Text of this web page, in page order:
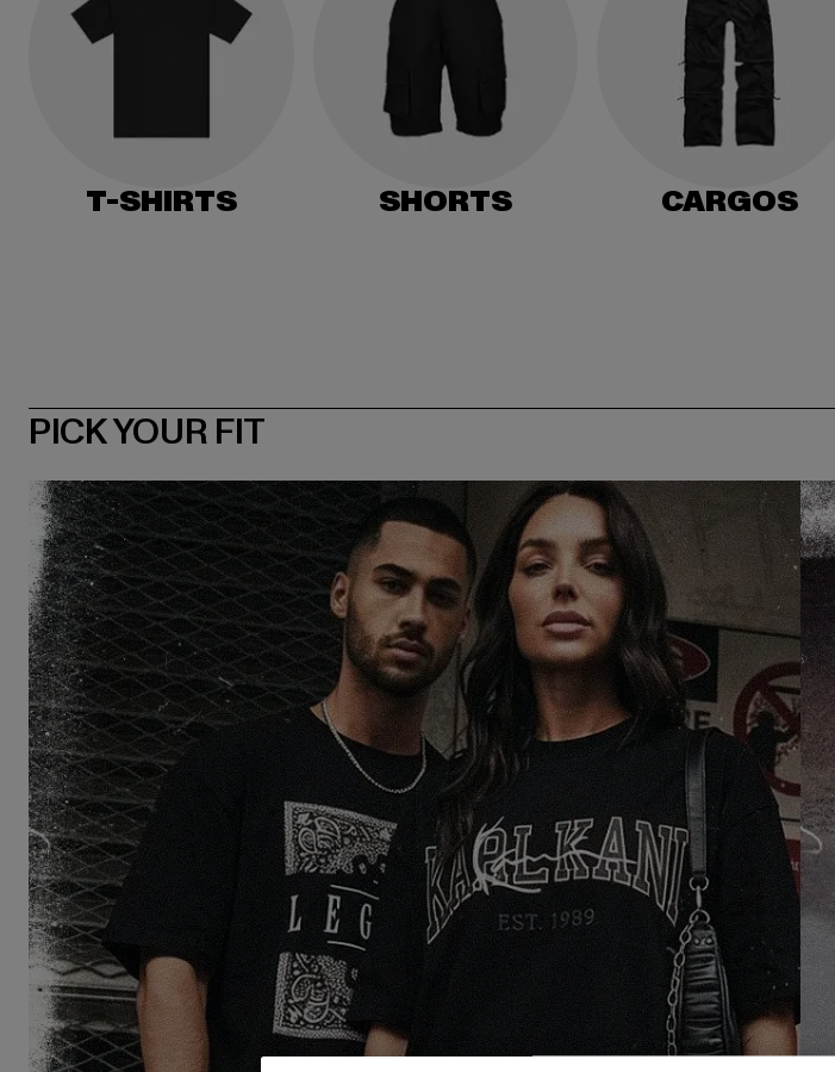
T-SHIRTS SHORTS CARGOS
PICK YOUR FIT